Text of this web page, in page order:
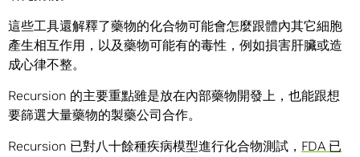
這些工具還解釋了藥物的化合物可能會怎麼跟體內其它細胞
產生相互作用，以及藥物可能有的毒性，例如損害肝臟或造
成心律不整。
Recursion 的主要重點雖是放在內部藥物開發上，也能跟想
要篩選大量藥物的製藥公司合作。
Recursion 已對八十餘種疾病模型進行化合物測試， FDA 已